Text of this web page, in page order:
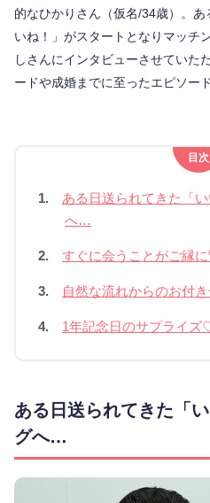
的なひかりさん（仮名/34歳）。
いね！」がスタートとなりマッチ
しさんにインタビューさせていた
ードや成婚までに至ったエピソー
目次
1.
ある日送られてきた「
へ…
2. すぐに会うことがご縁
3. 自然な流れからのお付き
4. 1年記念日のサプライズ
ある日送られてきた「
グへ…